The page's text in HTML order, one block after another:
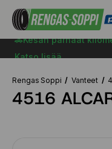
🚗Kesän parhaat
Katso lisää
Rengas Soppi Vanteet
4516